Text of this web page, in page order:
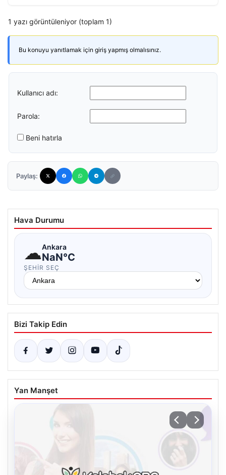
1 yazı görüntüleniyor (toplam 1)
Bu konuyu yanıtlamak için giriş yapmış olmalısınız.
Kullanıcı adı:
Parola:
Beni hatırla
Paylaş:
Hava Durumu
☁Ankara
NaN°C
ŞEHIR SEÇ
Bizi Takip Edin
Yan Manşet